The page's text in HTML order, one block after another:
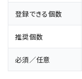
登録できる個数
推奨個数
必須／任意